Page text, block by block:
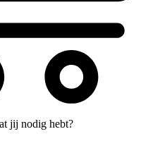
jij nodig hebt?